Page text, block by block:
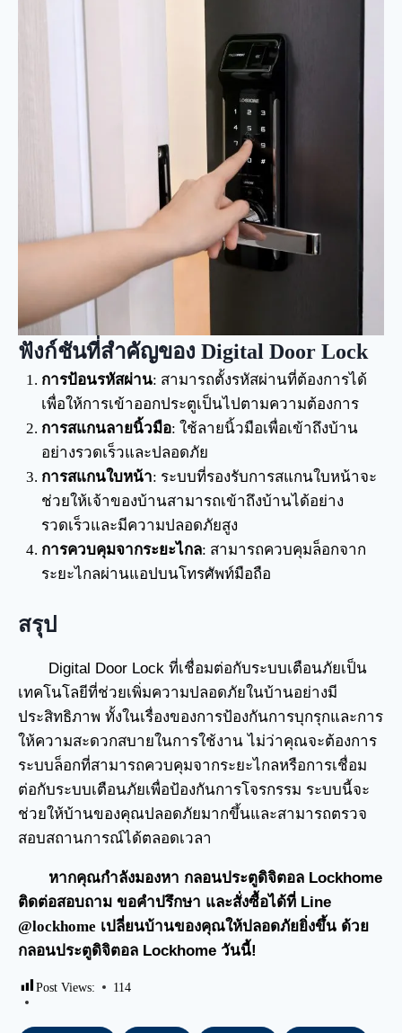
ฟังก์ชันที่สำคัญของ Digital Door Lock
การป้อนรหัสผ่าน: สามารถตั้งรหัสผ่านที่ต้องการได้
เพื่อให้การเข้าออกประตูเป็นไปตามความต้องการ
การสแกนลายนิ้วมือ: ใช้ลายนิ้วมือเพื่อเข้าถึงบ้าน
อย่างรวดเร็วและปลอดภัย
การสแกนใบหน้า: ระบบที่รองรับการสแกนใบหน้าจะ
ช่วยให้เจ้าของบ้านสามารถเข้าถึงบ้านได้อย่าง
รวดเร็วและมีความปลอดภัยสูง
การควบคุมจากระยะไกล: สามารถควบคุมล็อกจาก
ระยะไกลผ่านแอปบนโทรศัพท์มือถือ
สรุป
Digital Door Lock ที่เชื่อมต่อกับระบบเตือนภัยเป็น
เทคโนโลยีที่ช่วยเพิ่มความปลอดภัยในบ้านอย่างมี
ประสิทธิภาพ ทั้งในเรื่องของการป้องกันการบุกรุกและการ
ให้ความสะดวกสบายในการใช้งาน ไม่ว่าคุณจะต้องการ
ระบบล็อกที่สามารถควบคุมจากระยะไกลหรือการเชื่อม
ต่อกับระบบเตือนภัยเพื่อป้องกันการโจรกรรม ระบบนี้จะ
ช่วยให้บ้านของคุณปลอดภัยมากขึ้นและสามารถตรวจ
สอบสถานการณ์ได้ตลอดเวลา
หากคุณกำลังมองหา กลอนประตูดิจิตอล Lockhome
ติดต่อสอบถาม ขอคำปรึกษา และสั่งซื้อได้ที่ Line
@lockhome เปลี่ยนบ้านของคุณให้ปลอดภัยยิ่งขึ้น ด้วย
กลอนประตูดิจิตอล Lockhome วันนี้!
Post Views: 114